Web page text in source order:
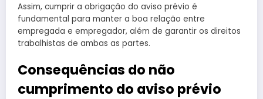
Assim, cumprir a obrigação do aviso prévio é
fundamental para manter a boa relação entre
empregada e empregador, além de garantir os direitos
trabalhistas de ambas as partes.
Consequências do não
cumprimento do aviso prévio